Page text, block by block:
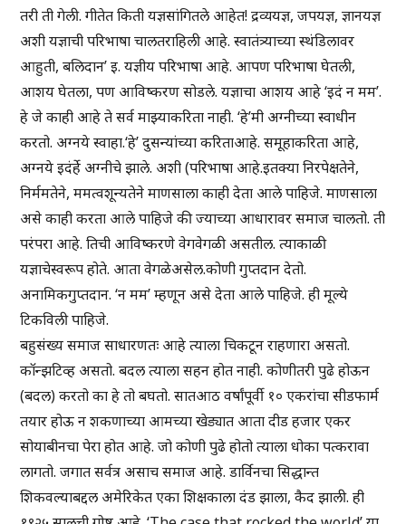
तरी ती गेली. गीतेत किती यज्ञसांगितले आहेत! द्रव्ययज्ञ, जपयज्ञ, ज्ञानयज्ञ
अशी यज्ञाची परिभाषा चालतराहिली आहे. स्वातंत्र्याच्या स्थंडिलावर
आहुती, बलिदान’ इ. यज्ञीय परिभाषा आहे. आपण परिभाषा घेतली,
आशय घेतला, पण आविष्करण सोडले. यज्ञाचा आशय आहे ‘इदं न मम’.
हे जे काही आहे ते सर्व माझ्याकरिता नाही. ‘हे’मी अग्नीच्या स्वाधीन
करतो. अग्नये स्वाहा.‘हे’ दुसन्यांच्या करिताआहे. समूहाकरिता आहे,
अग्नये इदंर्हे अग्नीचे झाले. अशी (परिभाषा आहे.इतक्या निरपेक्षतेने,
निर्ममतेने, ममत्वशून्यतेने माणसाला काही देता आले पाहिजे. माणसाला
असे काही करता आले पाहिजे की ज्याच्या आधारावर समाज चालतो. ती
परंपरा आहे. तिची आविष्करणे वेगवेगळी असतील. त्याकाळी
यज्ञाचेस्वरूप होते. आता वेगळेअसेल.कोणी गुप्तदान देतो.
अनामिकगुप्तदान. ‘न मम’ म्हणून असे देता आले पाहिजे. ही मूल्ये
टिकविली पाहिजे.
बहुसंख्य समाज साधारणतः आहे त्याला चिकटून राहणारा असतो.
कॉन्झटिव्ह असतो. बदल त्याला सहन होत नाही. कोणीतरी पुढे होऊन
(बदल) करतो का हे तो बघतो. सातआठ वर्षांपूर्वी १० एकरांचा सीडफार्म
तयार होऊ न शकणाच्या आमच्या खेड्यात आता दीड हजार एकर
सोयाबीनचा पेरा होत आहे. जो कोणी पुढे होतो त्याला धोका पत्करावा
लागतो. जगात सर्वत्र असाच समाज आहे. डार्विनचा सिद्धान्त
शिकवल्याबद्दल अमेरिकेत एका शिक्षकाला दंड झाला, कैद झाली. ही